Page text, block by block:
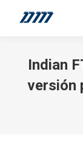
Indian
versión